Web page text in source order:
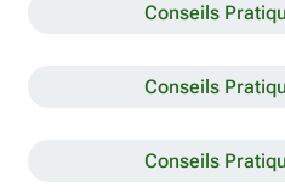
Conseils
Conseils
Conseils